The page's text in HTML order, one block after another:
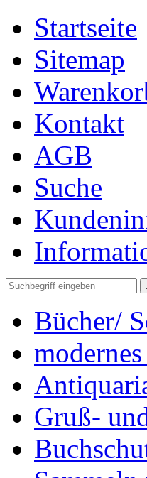
Startseite
Sitemap
Kontakt
AGB
Suche
Bücher/
Gruß-